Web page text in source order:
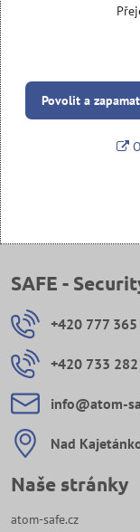
Povolit a
SAFE -
+420 777
+420 733
info​@atom-
Nad
Naše stránky
atom-safe.cz